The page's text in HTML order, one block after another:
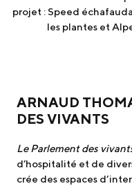
projet : Speed
les plantes et
ARNAUD
DES VIVANTS
Le Parlement des
d’hospitalité et de
crée des espaces